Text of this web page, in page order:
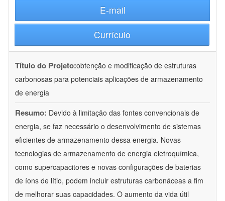
E-mail
Currículo
Título do Projeto:obtenção e modificação de estruturas
carbonosas para potenciais aplicações de armazenamento
de energia
Resumo: Devido à limitação das fontes convencionais de
energia, se faz necessário o desenvolvimento de sistemas
eficientes de armazenamento dessa energia. Novas
tecnologias de armazenamento de energia eletroquímica,
como supercapacitores e novas configurações de baterias
de íons de lítio, podem incluir estruturas carbonáceas a fim
de melhorar suas capacidades. O aumento da vida útil